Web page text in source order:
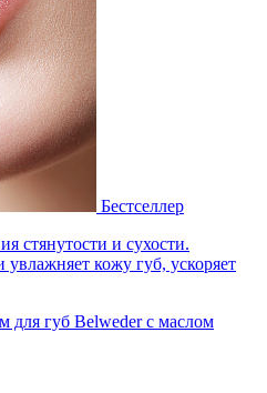
Бестселлер
стянутости и сухости.
увлажняет кожу губ, ускоряет
губ Belweder с маслом